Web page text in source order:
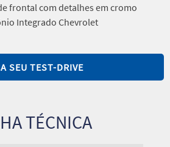
frontal com detalhes em cromo
Integrado Chevrolet
SEU TEST-DRIVE
TÉCNICA